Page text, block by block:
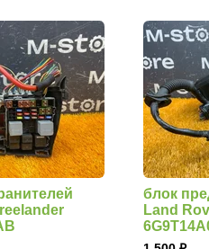
блок
Land